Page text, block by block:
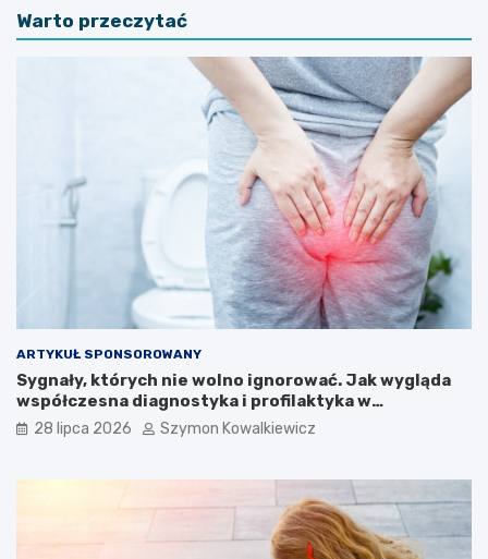
Warto przeczytać
ARTYKUŁ SPONSOROWANY
Sygnały, których nie wolno ignorować. Jak wygląda
współczesna diagnostyka i profilaktyka w
proktologii?
28 lipca 2026 Szymon Kowalkiewicz